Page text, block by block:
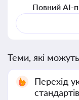
Повний AI-
Теми, які
Перехід